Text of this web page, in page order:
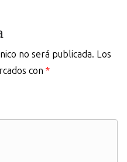
no será publicada. Los
con *